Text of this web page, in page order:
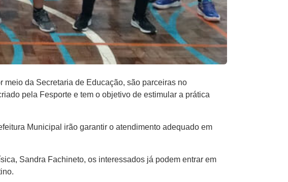
da Secretaria de Educação, são parceiras no
pela Fesporte e tem o objetivo de estimular a prática
Municipal irão garantir o atendimento adequado em
Sandra Fachineto, os interessados já podem entrar em